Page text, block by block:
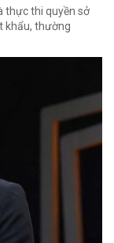
thực thi quyền sở
khẩu, thường